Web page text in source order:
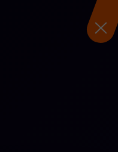
über
E-